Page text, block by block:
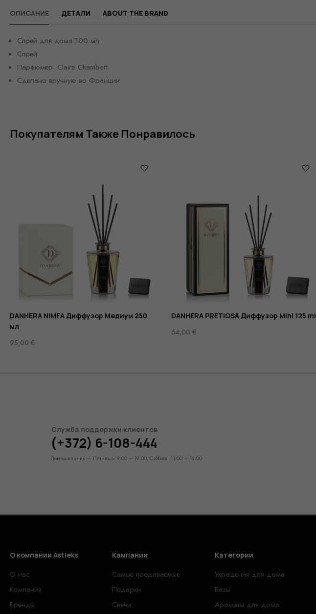
ОПИСАНИЕ ДЕТАЛИ ABOUT THE BRAND
Спрей для дома 100 мл
Спрей
Парфюмер: Claire Chambert
Сделано вручную во Франции
Покупателям Также Понравилось
DANHERA NIMFA Диффузор Медиум 250
мл
95,00 €
DANHERA PRETIOSA Диффузор Mini 125 ml
64,00 €
Служба поддержки клиентов
(+372) 6-108-444
Понедельник — Пятница: 9:00 – 19:00, Суббота: 11:00 – 16:00
О компании Astieks
О нас
Компания
Бренды
Кампании
Самые продаваемые
Подарки
Свечи
Категории
Украшения для дома
Вазы
Ароматы для дома